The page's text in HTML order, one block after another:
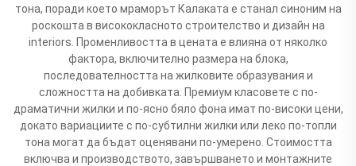
тона, поради което мраморът Калаката е станал синоним на
роскошта в висококласното строителство и дизайн на
interiors. Променливостта в цената е влияна от няколко
фактора, включително размера на блока,
последователността на жилковите образувания и
сложността на добивката. Премиум класовете с по-
драматични жилки и по-ясно бяло фона имат по-високи цени,
докато вариациите с по-субтилни жилки или леко по-топли
тона могат да бъдат оценявани по-умерено. Стоимостта
включва и производството, завършването и монтажните